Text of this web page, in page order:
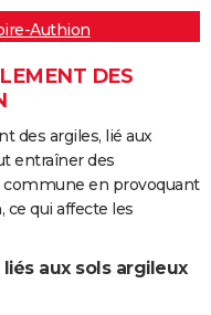
Authion
DES
des argiles, lié aux
entraîner des
en provoquant
qui affecte les
aux sols argileux